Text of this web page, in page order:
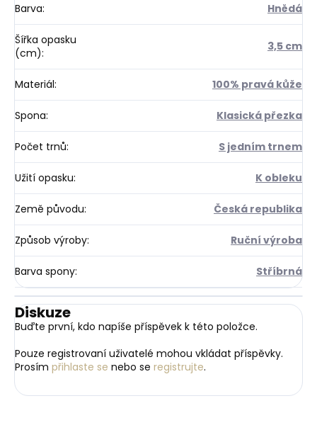
Barva: Hnědá
Šířka opasku
(cm): 3,5 cm
Materiál: 100% pravá kůže
Spona: Klasická přezka
Počet trnů: S jedním trnem
Užití opasku: K obleku
Země původu: Česká republika
Způsob výroby: Ruční výroba
Barva spony: Stříbrná
Diskuze
Buďte první, kdo napíše příspěvek k této položce.
Pouze registrovaní uživatelé mohou vkládat příspěvky.
Prosím přihlaste se nebo se registrujte.